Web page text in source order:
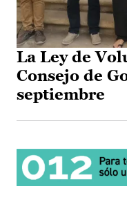
La Ley de
Consejo de
septiembre